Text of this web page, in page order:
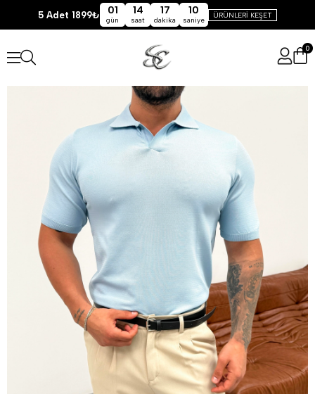
5 Adet 1899₺ 01
gün
14
saat
17
dakika
09
saniye
ÜRÜNLERİ KEŞET
0